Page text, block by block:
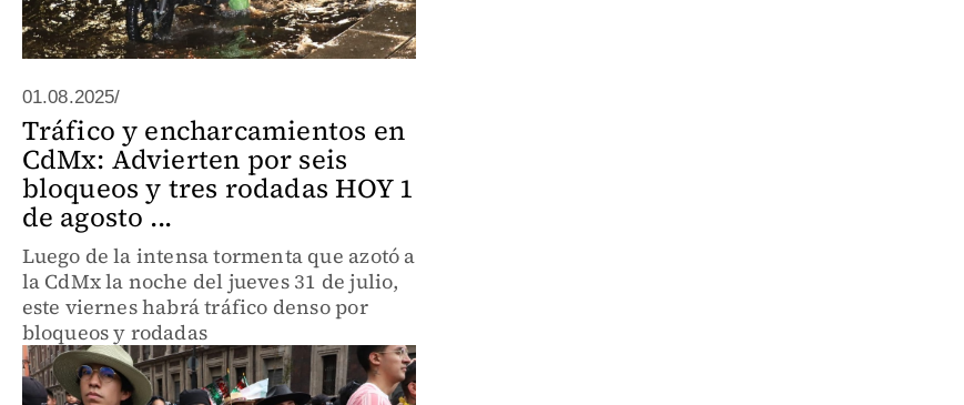
01.08.2025/
Tráfico y encharcamientos en
CdMx: Advierten por seis
bloqueos y tres rodadas HOY 1
de agosto ...
Luego de la intensa tormenta que azotó a
la CdMx la noche del jueves 31 de julio,
este viernes habrá tráfico denso por
bloqueos y rodadas